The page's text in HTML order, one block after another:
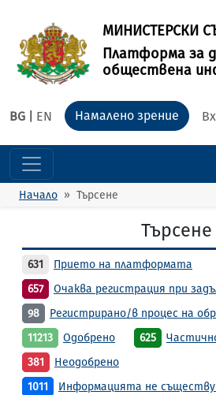
МИНИСТЕРСКИ
Платформа за
обществена
BG EN Намалено зрение
Начало Търсене
Търсене
631
Прието на платформата
657
Очаква регистрация при
98
Регистрирано/в процес на
11213
Одобрено 625
381
Неодобрено
1011
Информацията не